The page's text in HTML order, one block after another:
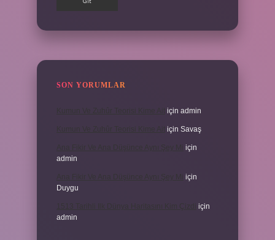
SON YORUMLAR
için admin
için Savaş
için
admin
için
Duygu
için
admin